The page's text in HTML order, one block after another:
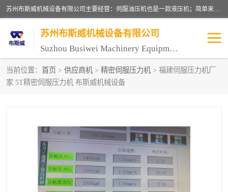
苏州布斯威机械设备有限公司主要经营：伺服油压机也是一款液压机；简单来说，传统的油压机，选用的是普通电机，普通电机容易发热，容易烧坏。伺服油压机采用先进的伺服电机，一般选用汇川 、日本大金、台达等品牌。伺服电机配套伺服泵还有伺服驱动器等部件，这样机器的电机过热，能耗的控制、机器工作的噪音都得到了完美的解决。
苏州布斯威机械设备有限公司
Suzhou Busiwei Machinery Equipment Co., Ltd.
当前位置： 首页 > 供应商机 > 精密伺服压力机 > 福建伺服压力机厂
家 5T精密伺服压力机 布斯威机械设备
单柱油压机-C型油压机
气压机-气动压床 精密伺服压力机
伺服压力机